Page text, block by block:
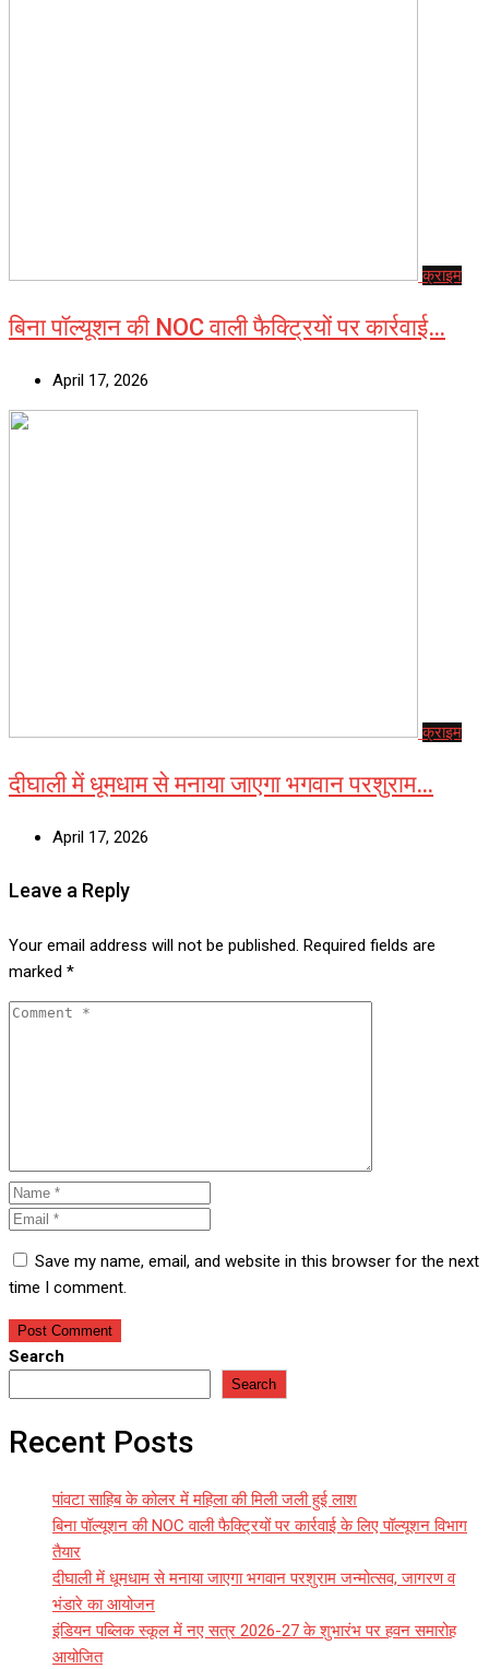
क्राइम
बिना पॉल्यूशन की NOC वाली फैक्ट्रियों पर कार्रवाई…
April 17, 2026
क्राइम
दीघाली में धूमधाम से मनाया जाएगा भगवान परशुराम…
April 17, 2026
Leave a Reply
Your email address will not be published. Required fields are
marked *
Save my name, email, and website in this browser for the next
time I comment.
Search
Search
Recent Posts
पांवटा साहिब के कोलर में महिला की मिली जली हुई लाश
बिना पॉल्यूशन की NOC वाली फैक्ट्रियों पर कार्रवाई के लिए पॉल्यूशन विभाग
तैयार
दीघाली में धूमधाम से मनाया जाएगा भगवान परशुराम जन्मोत्सव, जागरण व
भंडारे का आयोजन
इंडियन पब्लिक स्कूल में नए सत्र 2026-27 के शुभारंभ पर हवन समारोह
आयोजित